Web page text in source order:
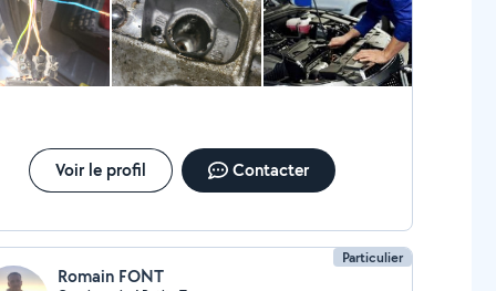
Voir le profil Contacter
Particulier
Romain FONT